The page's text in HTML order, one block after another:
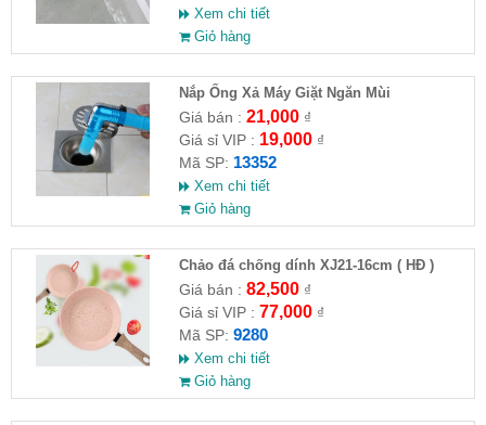
Xem chi tiết
Giỏ hàng
Nắp Ống Xả Máy Giặt Ngăn Mùi
Giá bán : 21,000₫
Giá sỉ VIP : 19,000₫
Mã SP: 13352
Xem chi tiết
Giỏ hàng
Chảo đá chống dính XJ21-16cm ( HĐ )
Giá bán : 82,500₫
Giá sỉ VIP : 77,000₫
Mã SP: 9280
Xem chi tiết
Giỏ hàng